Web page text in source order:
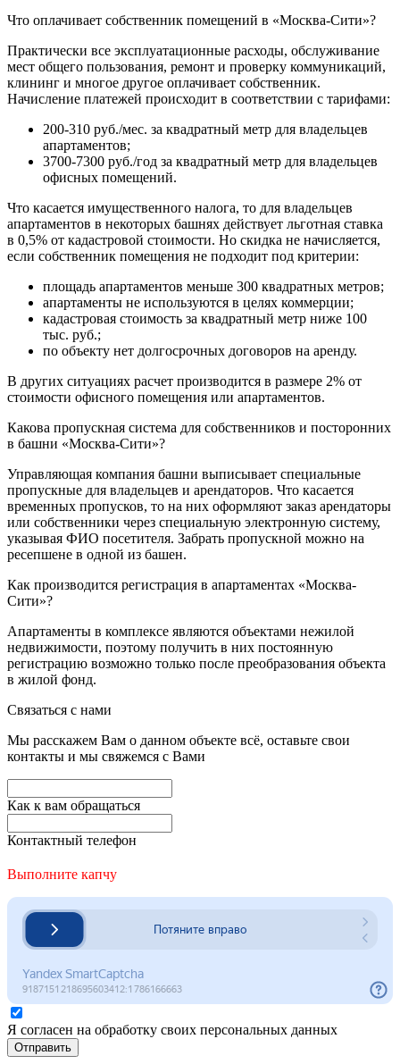
Что оплачивает собственник помещений в «Москва-Сити»?
Практически все эксплуатационные расходы, обслуживание
мест общего пользования, ремонт и проверку коммуникаций,
клининг и многое другое оплачивает собственник.
Начисление платежей происходит в соответствии с тарифами:
200-310 руб./мес. за квадратный метр для владельцев
апартаментов;
3700-7300 руб./год за квадратный метр для владельцев
офисных помещений.
Что касается имущественного налога, то для владельцев
апартаментов в некоторых башнях действует льготная ставка
в 0,5% от кадастровой стоимости. Но скидка не начисляется,
если собственник помещения не подходит под критерии:
площадь апартаментов меньше 300 квадратных метров;
апартаменты не используются в целях коммерции;
кадастровая стоимость за квадратный метр ниже 100
тыс. руб.;
по объекту нет долгосрочных договоров на аренду.
В других ситуациях расчет производится в размере 2% от
стоимости офисного помещения или апартаментов.
Какова пропускная система для собственников и посторонних
в башни «Москва-Сити»?
Управляющая компания башни выписывает специальные
пропускные для владельцев и арендаторов. Что касается
временных пропусков, то на них оформляют заказ арендаторы
или собственники через специальную электронную систему,
указывая ФИО посетителя. Забрать пропускной можно на
ресепшене в одной из башен.
Как производится регистрация в апартаментах «Москва-
Сити»?
Апартаменты в комплексе являются объектами нежилой
недвижимости, поэтому получить в них постоянную
регистрацию возможно только после преобразования объекта
в жилой фонд.
Связаться с нами
Мы расскажем Вам о данном объекте всё, оставьте свои
контакты и мы свяжемся с Вами
Как к вам обращаться
Контактный телефон
Выполните капчу
Я согласен на обработку своих персональных данных
Отправить